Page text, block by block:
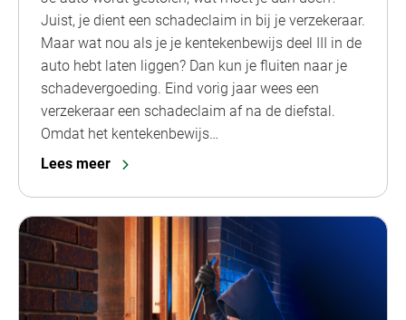
Juist, je dient een schadeclaim in bij je verzekeraar.
Maar wat nou als je je kentekenbewijs deel III in de
auto hebt laten liggen? Dan kun je fluiten naar je
schadevergoeding. Eind vorig jaar wees een
verzekeraar een schadeclaim af na de diefstal.
Omdat het kentekenbewijs…
Lees meer